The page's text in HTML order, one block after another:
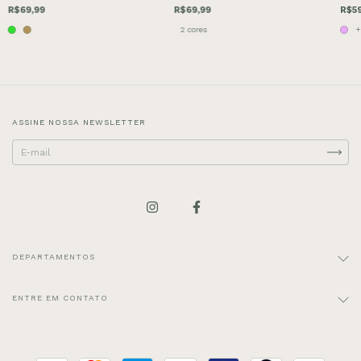
R$69,99 R$69,99
2 cores
ASSINE NOSSA NEWSLETTER
DEPARTAMENTOS
ENTRE EM CONTATO